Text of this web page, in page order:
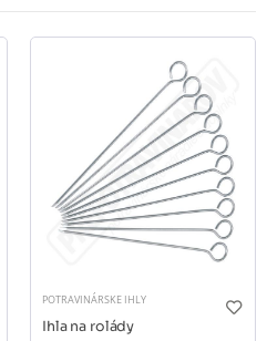
POTRAVINÁRSKE IHLY
Ihla na rolády